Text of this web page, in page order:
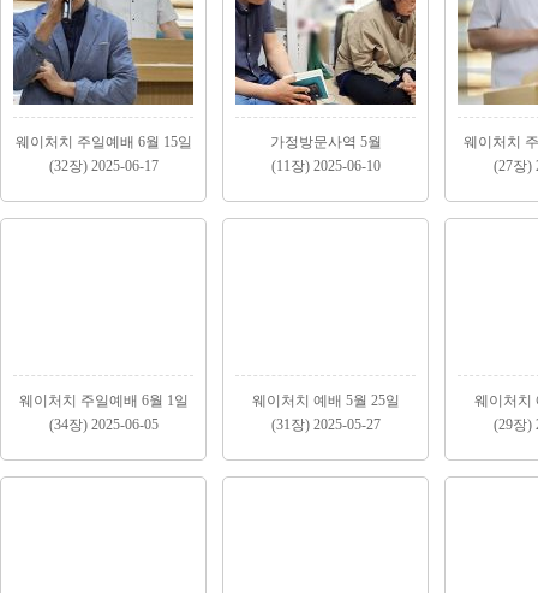
웨이처치 주일예배 6월 15일
(32장) 2025-06-17
가정방문사역 5월
(11장) 2025-06-10
웨이처치
(27장)
웨이처치 주일예배 6월 1일
(34장) 2025-06-05
웨이처치 예배 5월 25일
(31장) 2025-05-27
웨이처치
(29장)